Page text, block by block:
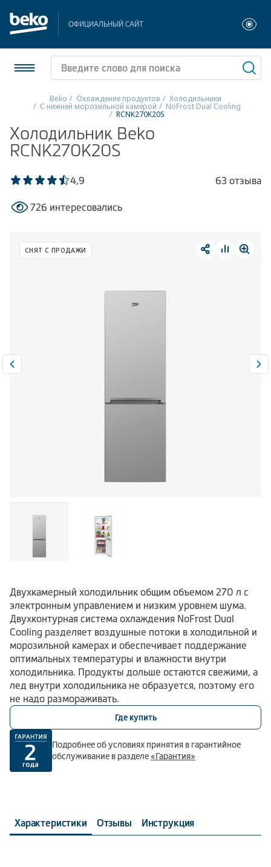
ОФИЦИАЛЬНЫЙ САЙТ
Стиральные и сушильные машины
Посудомоечные машины
Плиты
Малая бытовая техника
Beko Охлаждение продуктов Холодильники
С нижней морозильной камерой NoFrost Dual Cooling
RCNK270K20S
Холодильник Beko
RCNK270K20S
4,9 63 отзыва
726 интересовались
СНЯТ С ПРОДАЖИ
Двухкамерный холодильник общим объемом 270 л с
электронным управлением и низким уровнем шума.
Двухконтурная система охлаждения NoFrost Dual
Cooling разделяет воздушные потоки в холодильной и
морозильной камерах и обеспечивает поддержание
оптимальных температуры и влажности внутри
холодильника. Продукты дольше остаются свежими, а
лед внутри холодильника не образуется, поэтому его
не надо размораживать.
Где купить
Подробнее об условиях принятия в гарантийное
обслуживание в разделе«Гарантия»
Характеристики Отзывы Инструкция